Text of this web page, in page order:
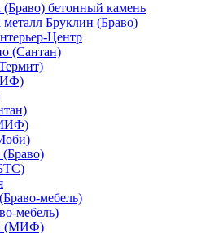
бетонный камень
Бруклин (Браво)
Центр
(Сантан)
(Браво)
мебель)
мебель)
(МИФ)